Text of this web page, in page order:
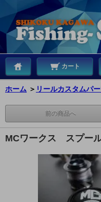
カート
ホーム ＞ リールカスタムパ
前の商品へ
MCワークス スプー